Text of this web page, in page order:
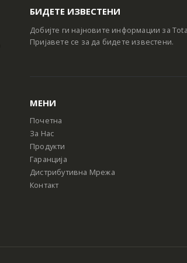
БИДЕТЕ ИЗВЕСТЕНИ
Добијте ги најновите информации за
Пријавете се за да бидете известени.
МЕНИ
Почетна
За Нас
Продукти
Гаранција
Дистрибутивна Мрежа
Контакт